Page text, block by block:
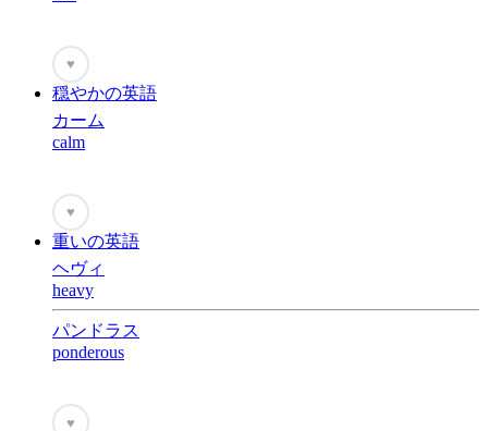
♥
穏やかの英語
カーム
calm
♥
重いの英語
ヘヴィ
heavy
パンドラス
ponderous
♥